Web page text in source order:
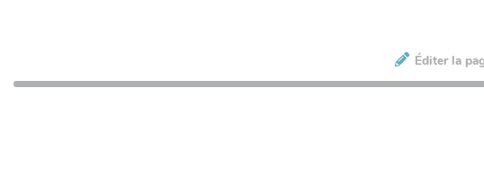
Éditer la